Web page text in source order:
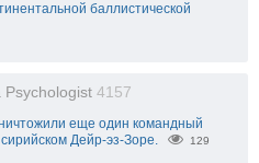
баллистической
Psychologist 4157
еще один командный
Дейр-эз-Зоре.
129